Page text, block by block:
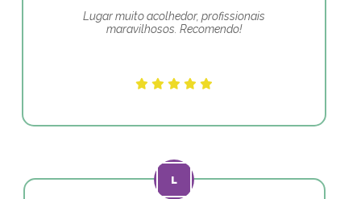
Lugar muito acolhedor, profissionais
maravilhosos. Recomendo!